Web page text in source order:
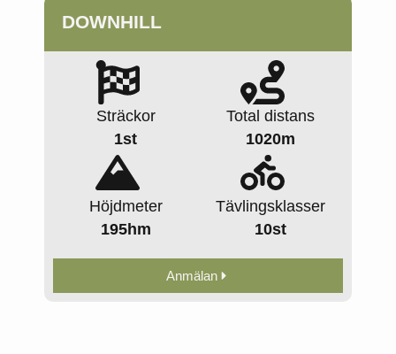
DOWNHILL
Sträckor
1st
Total distans
1020m
Höjdmeter
195hm
Tävlingsklasser
10st
Anmälan